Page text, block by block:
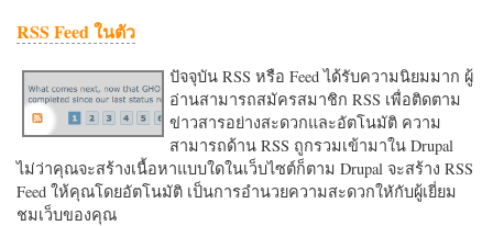
RSS Feed ในตัว
ปัจจุบัน RSS หรือ Feed ได้รับความนิยมมาก ผู้
อ่านสามารถสมัครสมาชิก RSS เพื่อติดตาม
ข่าวสารอย่างสะดวกและอัตโนมัติ ความ
สามารถด้าน RSS ถูกรวมเข้ามาใน Drupal
ไม่ว่าคุณจะสร้างเนื้อหาแบบใดในเว็บไซต์ก็ตาม Drupal จะสร้าง RSS
Feed ให้คุณโดยอัตโนมัติ เป็นการอำนวยความสะดวกใหักับผู้เยี่ยม
ชมเว็บของคุณ